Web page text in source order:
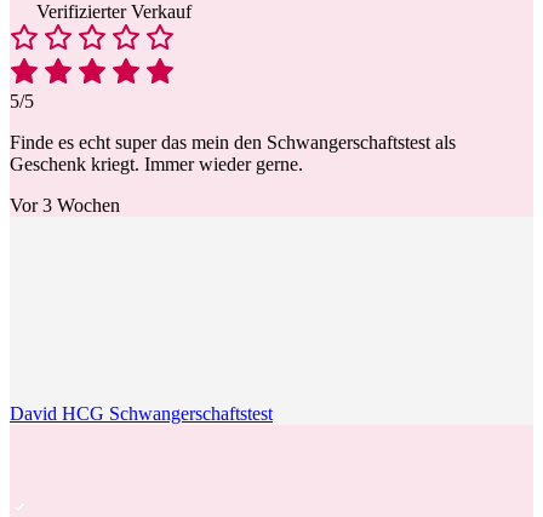
Verifizierter Verkauf
5/5
Finde es echt super das mein den Schwangerschaftstest als
Geschenk kriegt. Immer wieder gerne.
Vor 3 Wochen
David HCG Schwangerschaftstest